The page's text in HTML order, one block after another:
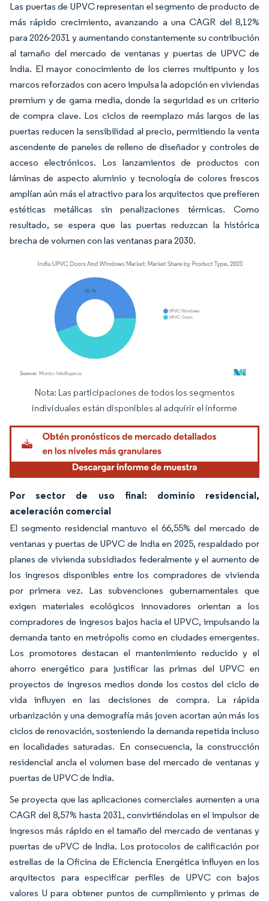
Las puertas de UPVC representan el segmento de producto de
más rápido crecimiento, avanzando a una CAGR del 8,12%
para 2026-2031 y aumentando constantemente su contribución
al tamaño del mercado de ventanas y puertas de UPVC de
India. El mayor conocimiento de los cierres multipunto y los
marcos reforzados con acero impulsa la adopción en viviendas
premium y de gama media, donde la seguridad es un criterio
de compra clave. Los ciclos de reemplazo más largos de las
puertas reducen la sensibilidad al precio, permitiendo la venta
ascendente de paneles de relleno de diseñador y controles de
acceso electrónicos. Los lanzamientos de productos con
láminas de aspecto aluminio y tecnología de colores frescos
amplían aún más el atractivo para los arquitectos que prefieren
estéticas metálicas sin penalizaciones térmicas. Como
resultado, se espera que las puertas reduzcan la histórica
brecha de volumen con las ventanas para 2030.
Imagen © Mordor Intelligence. El uso requiere atribución según CC BY 4.0.
Nota: Las participaciones de todos los segmentos
individuales están disponibles al adquirir el informe
Por sector de uso final: dominio residencial,
aceleración comercial
El segmento residencial mantuvo el 66,55% del mercado de
ventanas y puertas de UPVC de India en 2025, respaldado por
planes de vivienda subsidiados federalmente y el aumento de
los ingresos disponibles entre los compradores de vivienda
por primera vez. Las subvenciones gubernamentales que
exigen materiales ecológicos innovadores orientan a los
compradores de ingresos bajos hacia el UPVC, impulsando la
demanda tanto en metrópolis como en ciudades emergentes.
Los promotores destacan el mantenimiento reducido y el
ahorro energético para justificar las primas del UPVC en
proyectos de ingresos medios donde los costos del ciclo de
vida influyen en las decisiones de compra. La rápida
urbanización y una demografía más joven acortan aún más los
ciclos de renovación, sosteniendo la demanda repetida incluso
en localidades saturadas. En consecuencia, la construcción
residencial ancla el volumen base del mercado de ventanas y
puertas de UPVC de India.
Se proyecta que las aplicaciones comerciales aumenten a una
CAGR del 8,57% hasta 2031, convirtiéndolas en el impulsor de
ingresos más rápido en el tamaño del mercado de ventanas y
puertas de uPVC de India. Los protocolos de calificación por
estrellas de la Oficina de Eficiencia Energética influyen en los
arquitectos para especificar perfiles de UPVC con bajos
valores U para obtener puntos de cumplimiento y primas de